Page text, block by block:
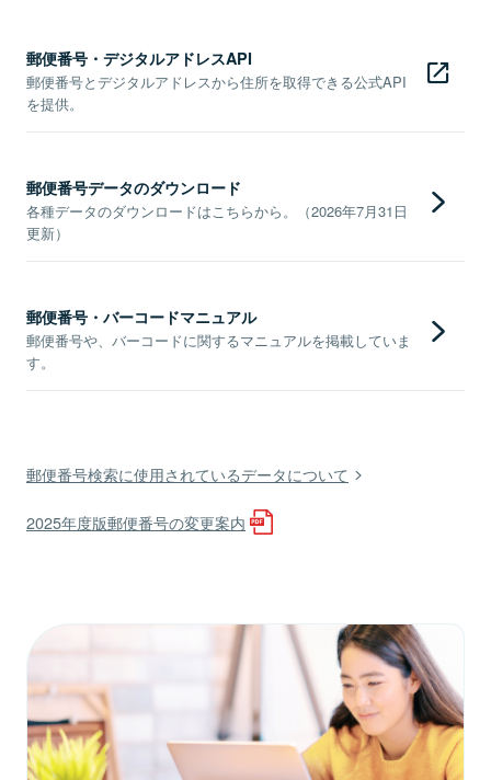
郵便番号・デジタルアドレスAPI
郵便番号とデジタルアドレスから住所を取得できる公式API
を提供。
郵便番号データのダウンロード
各種データのダウンロードはこちらから。（2026年7月31日
更新）
郵便番号・バーコードマニュアル
郵便番号や、バーコードに関するマニュアルを掲載していま
す。
郵便番号検索に使用されているデータについて
2025年度版郵便番号の変更案内